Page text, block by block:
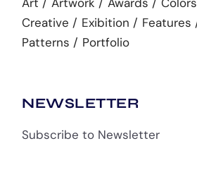
Art Artwork Awards Colors
Creative
Exibition Features
Patterns
Portfolio
NEWSLETTER
Subscribe to Newsletter